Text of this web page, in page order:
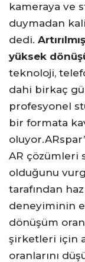
kameraya ve
duymadan
dedi.
yüksek
teknoloji,
dahi birkaç
profesyonel
bir formata
AR çözümleri
olduğunu
tarafından
deneyiminin
dönüşüm
şirketleri için
oranlarını